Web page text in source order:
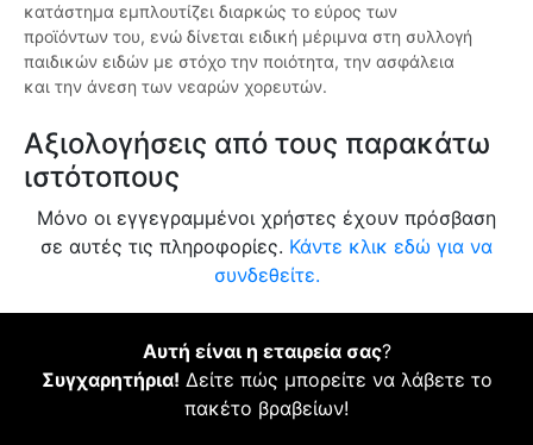
κατάστημα εμπλουτίζει διαρκώς το εύρος των
προϊόντων του, ενώ δίνεται ειδική μέριμνα στη συλλογή
παιδικών ειδών με στόχο την ποιότητα, την ασφάλεια
και την άνεση των νεαρών χορευτών.
Αξιολογήσεις από τους παρακάτω
ιστότοπους
Μόνο οι εγγεγραμμένοι χρήστες έχουν πρόσβαση
σε αυτές τις πληροφορίες. Κάντε κλικ εδώ για να
συνδεθείτε.
Αυτή είναι η εταιρεία σας?
Συγχαρητήρια! Δείτε πώς μπορείτε να λάβετε το
πακέτο βραβείων!